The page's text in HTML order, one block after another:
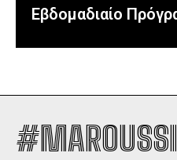
Εβδομαδιαίο